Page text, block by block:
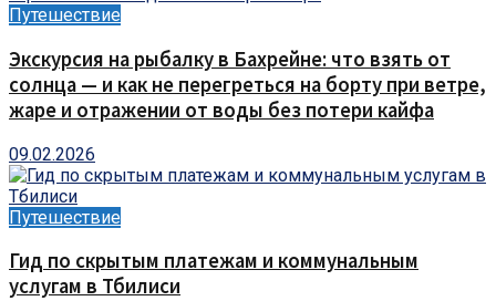
Путешествие
Экскурсия на рыбалку в Бахрейне: что взять от
солнца — и как не перегреться на борту при ветре,
жаре и отражении от воды без потери кайфа
09.02.2026
Путешествие
Гид по скрытым платежам и коммунальным
услугам в Тбилиси